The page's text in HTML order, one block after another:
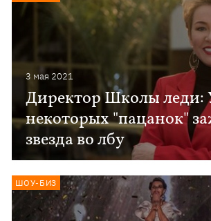
3 мая 2021
Директор Школы леди:
некоторых "пацанок"
звезда во лбу
ШОУ-БИЗ